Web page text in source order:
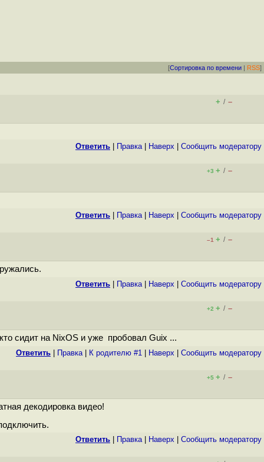
[Сортировка по времени | RSS]
+ / –
Ответить Правка| Наверх Cообщить модератору
+3 + / –
Ответить Правка| Наверх Cообщить модератору
–1 + / –
Ответить Правка| Наверх Cообщить модератору
+2 + / –
сидит на NixOS и уже пробовал Guix ...
Ответить Правка| К родителю #1 Наверх Cообщить модератору
+5 + / –
декодировка видео!
Ответить Правка| Наверх Cообщить модератору